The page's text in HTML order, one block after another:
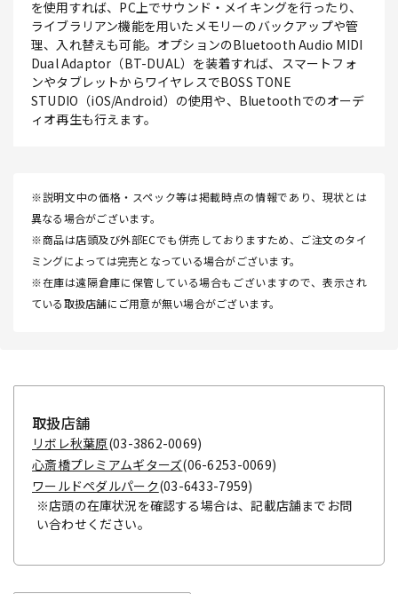
を使用すれば、PC上でサウンド・メイキングを行ったり、
ライブラリアン機能を用いたメモリーのバックアップや管
理、入れ替えも可能。オプションのBluetooth Audio MIDI
Dual Adaptor（BT-DUAL）を装着すれば、スマートフォ
ンやタブレットからワイヤレスでBOSS TONE
STUDIO（iOS/Android）の使用や、Bluetoothでのオーデ
ィオ再生も行えます。
※説明文中の価格・スペック等は掲載時点の情報であり、現状とは
異なる場合がございます。
※商品は店頭及び外部ECでも併売しておりますため、ご注文のタイ
ミングによっては完売となっている場合がございます。
※在庫は遠隔倉庫に保管している場合もございますので、表示され
ている取扱店舗にご用意が無い場合がございます。
取扱店舗
リボレ秋葉原(03-3862-0069)
心斎橋プレミアムギターズ(06-6253-0069)
ワールドペダルパーク(03-6433-7959)
※店頭の在庫状況を確認する場合は、記載店舗までお問
い合わせください。